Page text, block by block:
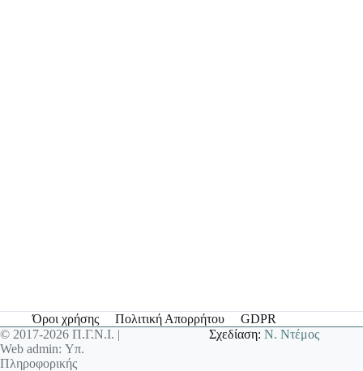
Όροι χρήσης Πολιτική Απορρήτου
GDPR
© 2017-2026 Π.Γ.Ν.Ι. |
Web admin: Υπ.
Πληροφορικής
Σχεδίαση:Ν. Ντέμος